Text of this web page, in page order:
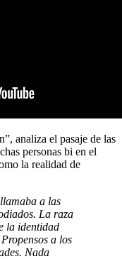
analiza el pasaje de las
personas bi en el
la realidad de
a las
La raza
la identidad
a los
Nada